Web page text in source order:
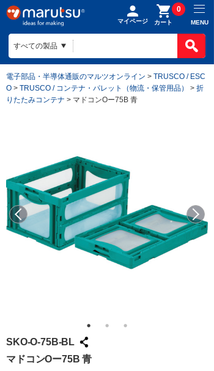
マイページ カート
0
MENU
電子部品・半導体通販のマルツオンライン > TRUSCO / ESC
O > TRUSCO / コンテナ・パレット（物流・保管用品） > 折
りたたみコンテナ > マドコンOー75B 青
SKO-O-75B-BL
マドコンOー75B 青